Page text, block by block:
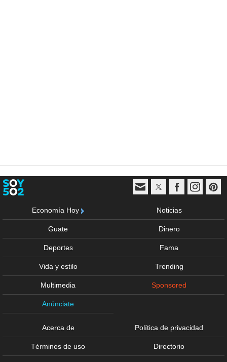
Economía Hoy Noticias
Guate Dinero
Deportes Fama
Vida y estilo Trending
Multimedia Sponsored
Anúnciate
Acerca de Política de privacidad
Términos de uso Directorio